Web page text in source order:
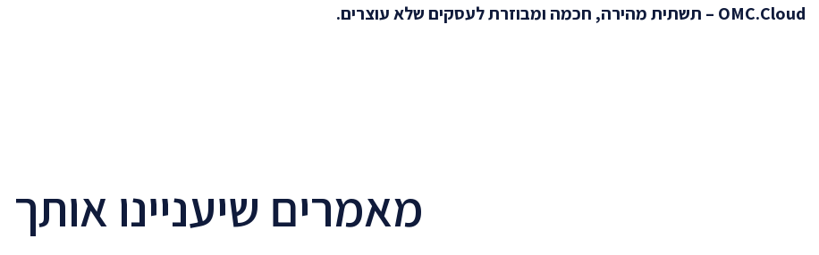
OMC.Cloud – תשתית מהירה, חכמה ומבוזרת לעסקים שלא עוצרים.
מאמרים שיעניינו אותך